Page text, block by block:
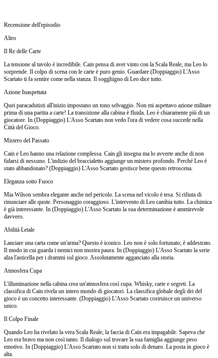
Recensione dell'episodio
Altro
Il Re delle Carte
La tensione al tavolo è incredibile. Cain pensa di aver vinto con la Scala Reale, ma Leo lo
sorprende. Il colpo di scena con le carte è puro genio. Guardare (Doppiaggio) L'Asso
Scartato ti fa sentire come nella stanza. Il sogghigno di Leo dice tutto.
Azione Inaspettata
Quei paracadutisti all'inizio impostano un tono selvaggio. Non mi aspettavo azione militare
prima di una partita a carte! La transizione alla cabina è fluida. Leo è chiaramente più di un
giocatore. In (Doppiaggio) L'Asso Scartato non vedo l'ora di vedere cosa succede nella
Città del Gioco.
Mistero del Passato
Cain e Leo hanno una relazione complessa. Cain gli insegna ma lo avverte anche di non
fidarsi di nessuno. L'indizio del braccialetto aggiunge un mistero profondo. Perché Leo è
stato abbandonato? (Doppiaggio) L'Asso Scartato gestisce bene questo retroscena.
Eleganza sotto Fuoco
Mia Wilson sembra elegante anche nel pericolo. La scena nel vicolo è tesa. Si rifiuta di
rinunciare alle quote. Personaggio coraggioso. L'intervento di Leo cambia tutto. La chimica
è già interessante. In (Doppiaggio) L'Asso Scartato la sua determinazione è ammirevole
davvero.
Abilità Letale
Lanciare una carta come un'arma? Questo è iconico. Leo non è solo fortunato; è addestrato.
Il modo in cui guarda i nemici non mostra paura. In (Doppiaggio) L'Asso Scartato la serie
alza l'asticella per i drammi sul gioco. Assolutamente agganciato alla storia.
Atmosfera Cupa
L'illuminazione nella cabina crea un'atmosfera così cupa. Whisky, carte e segreti. La
classifica di Cain rivela un intero mondo di giocatori. La classifica globale degli dei del
gioco è un concetto interessante. (Doppiaggio) L'Asso Scartato costruisce un universo
unico.
Il Colpo Finale
Quando Leo ha rivelato la vera Scala Reale, la faccia di Cain era impagabile. Sapeva che
Leo era bravo ma non così tanto. Il dialogo sul trovare la sua famiglia aggiunge peso
emotivo. In (Doppiaggio) L'Asso Scartato non si tratta solo di denaro. La posta in gioco è
alta.